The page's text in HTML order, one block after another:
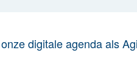
digitale agenda als